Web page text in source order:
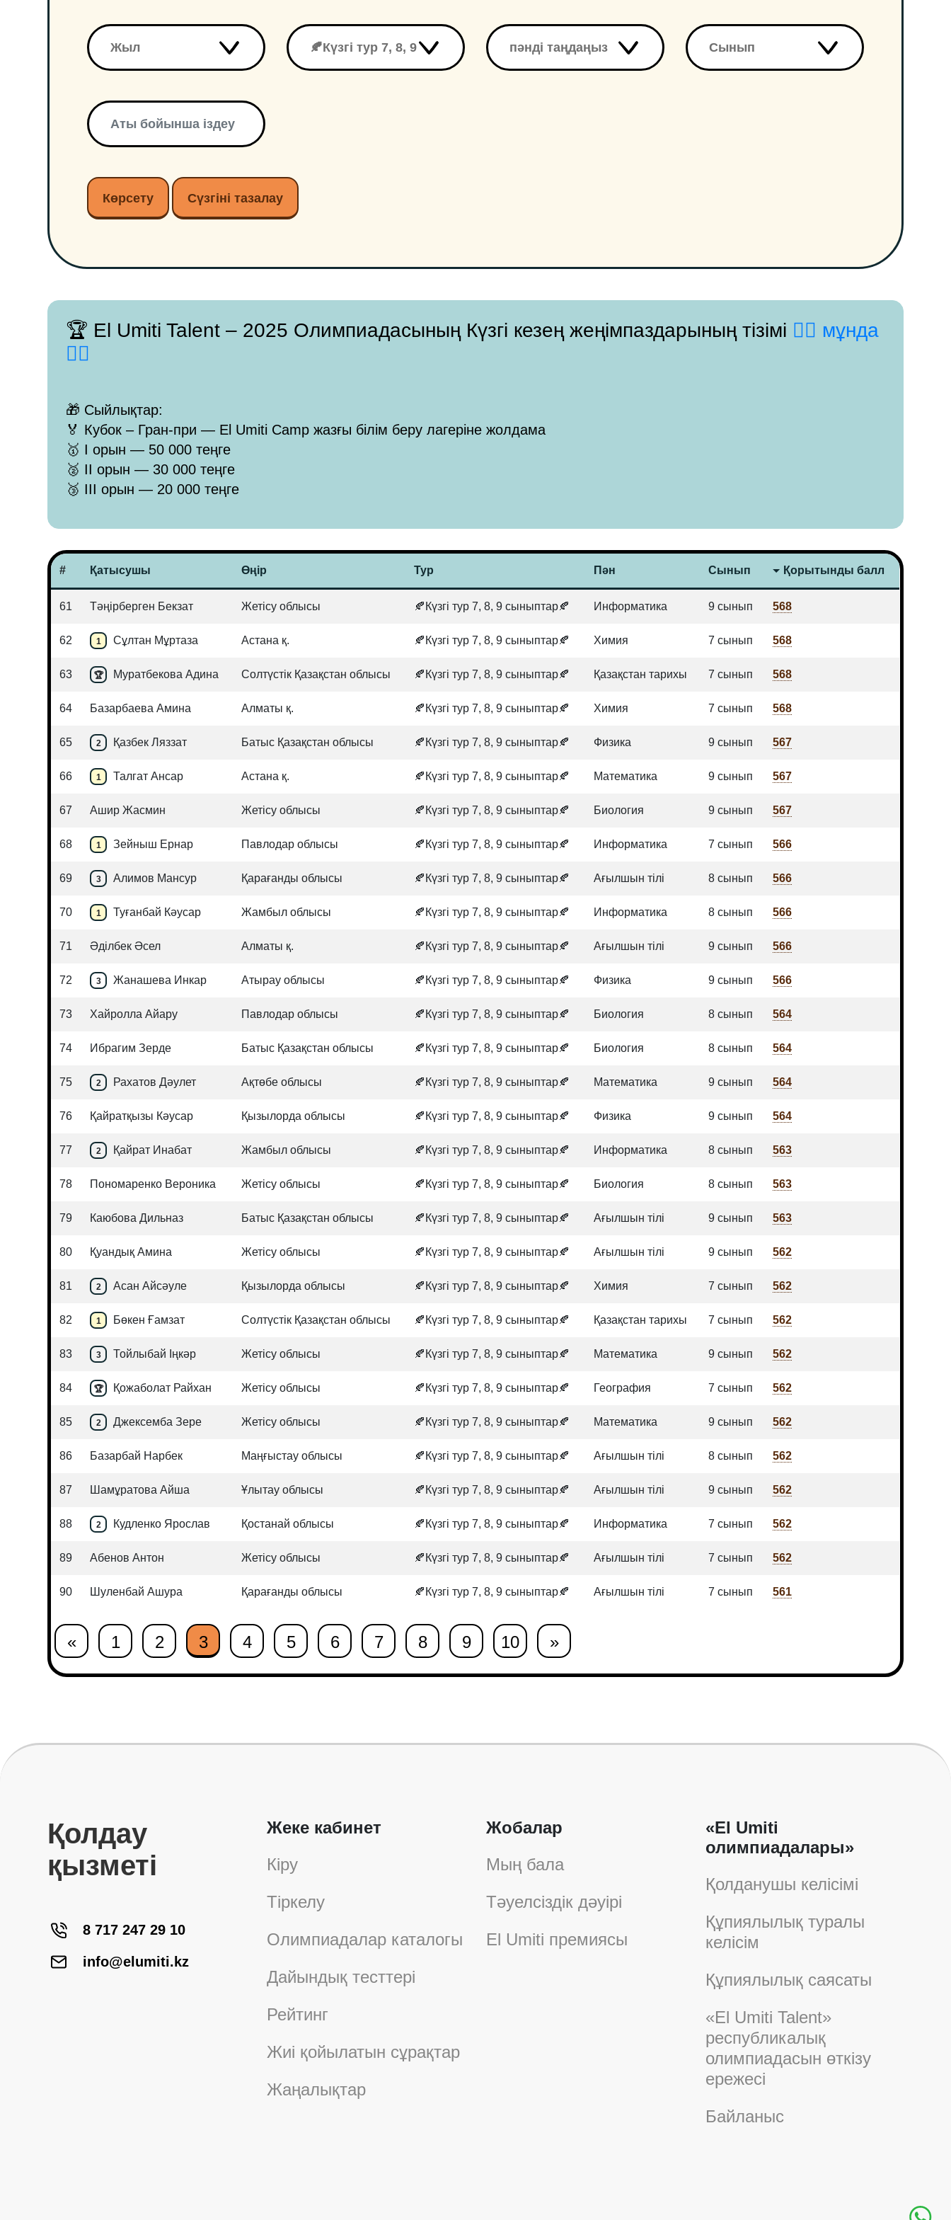
Көрсету Сүзгіні тазалау
🏆 El Umiti Talent – 2025 Олимпиадасының Күзгі кезең жеңімпаздарының тізімі 👉🏻 мұнда
👈🏻
🎁 Сыйлықтар:
🏅 Кубок – Гран-при — El Umiti Camp жазғы білім беру лагеріне жолдама
🥇 I орын — 50 000 теңге
🥈 II орын — 30 000 теңге
🥉 III орын — 20 000 теңге
# Қатысушы Өңір Тур Пән Сынып Қорытынды балл
61 Тәңірберген Бекзат Жетісу облысы 🍂Күзгі тур 7, 8, 9 сыныптар🍂 Информатика 9 сынып 568
62 1 Сұлтан Мұртаза Астана қ. 🍂Күзгі тур 7, 8, 9 сыныптар🍂 Химия 7 сынып 568
63 🏆 Муратбекова Адина Солтүстік Қазақстан облысы 🍂Күзгі тур 7, 8, 9 сыныптар🍂 Қазақстан тарихы 7 сынып 568
64 Базарбаева Амина Алматы қ. 🍂Күзгі тур 7, 8, 9 сыныптар🍂 Химия 7 сынып 568
65 2 Қазбек Ляззат Батыс Қазақстан облысы 🍂Күзгі тур 7, 8, 9 сыныптар🍂 Физика 9 сынып 567
66 1 Талгат Ансар Астана қ. 🍂Күзгі тур 7, 8, 9 сыныптар🍂 Математика 9 сынып 567
67 Ашир Жасмин Жетісу облысы 🍂Күзгі тур 7, 8, 9 сыныптар🍂 Биология 9 сынып 567
68 1 Зейныш Ернар Павлодар облысы 🍂Күзгі тур 7, 8, 9 сыныптар🍂 Информатика 7 сынып 566
69 3 Алимов Мансур Қарағанды облысы 🍂Күзгі тур 7, 8, 9 сыныптар🍂 Ағылшын тілі 8 сынып 566
70 1 Туғанбай Кәусар Жамбыл облысы 🍂Күзгі тур 7, 8, 9 сыныптар🍂 Информатика 8 сынып 566
71 Әділбек Әсел Алматы қ. 🍂Күзгі тур 7, 8, 9 сыныптар🍂 Ағылшын тілі 9 сынып 566
72 3 Жанашева Инкар Атырау облысы 🍂Күзгі тур 7, 8, 9 сыныптар🍂 Физика 9 сынып 566
73 Хайролла Айару Павлодар облысы 🍂Күзгі тур 7, 8, 9 сыныптар🍂 Биология 8 сынып 564
74 Ибрагим Зерде Батыс Қазақстан облысы 🍂Күзгі тур 7, 8, 9 сыныптар🍂 Биология 8 сынып 564
75 2 Рахатов Дәулет Ақтөбе облысы 🍂Күзгі тур 7, 8, 9 сыныптар🍂 Математика 9 сынып 564
76 Қайратқызы Кәусар Қызылорда облысы 🍂Күзгі тур 7, 8, 9 сыныптар🍂 Физика 9 сынып 564
77 2 Қайрат Инабат Жамбыл облысы 🍂Күзгі тур 7, 8, 9 сыныптар🍂 Информатика 8 сынып 563
78 Пономаренко Вероника Жетісу облысы 🍂Күзгі тур 7, 8, 9 сыныптар🍂 Биология 8 сынып 563
79 Каюбова Дильназ Батыс Қазақстан облысы 🍂Күзгі тур 7, 8, 9 сыныптар🍂 Ағылшын тілі 9 сынып 563
80 Қуандық Амина Жетісу облысы 🍂Күзгі тур 7, 8, 9 сыныптар🍂 Ағылшын тілі 9 сынып 562
81 2 Асан Айсәуле Қызылорда облысы 🍂Күзгі тур 7, 8, 9 сыныптар🍂 Химия 7 сынып 562
82 1 Бөкен Ғамзат Солтүстік Қазақстан облысы 🍂Күзгі тур 7, 8, 9 сыныптар🍂 Қазақстан тарихы 7 сынып 562
83 3 Тойлыбай Іңкәр Жетісу облысы 🍂Күзгі тур 7, 8, 9 сыныптар🍂 Математика 9 сынып 562
84 🏆 Қожаболат Райхан Жетісу облысы 🍂Күзгі тур 7, 8, 9 сыныптар🍂 География 7 сынып 562
85 2 Джексемба Зере Жетісу облысы 🍂Күзгі тур 7, 8, 9 сыныптар🍂 Математика 9 сынып 562
86 Базарбай Нарбек Маңғыстау облысы 🍂Күзгі тур 7, 8, 9 сыныптар🍂 Ағылшын тілі 8 сынып 562
87 Шамұратова Айша Ұлытау облысы 🍂Күзгі тур 7, 8, 9 сыныптар🍂 Ағылшын тілі 9 сынып 562
88 2 Кудленко Ярослав Қостанай облысы 🍂Күзгі тур 7, 8, 9 сыныптар🍂 Информатика 7 сынып 562
89 Абенов Антон Жетісу облысы 🍂Күзгі тур 7, 8, 9 сыныптар🍂 Ағылшын тілі 7 сынып 562
90 Шуленбай Ашура Қарағанды облысы 🍂Күзгі тур 7, 8, 9 сыныптар🍂 Ағылшын тілі 7 сынып 561
« 1 2 3 4 5 6 7 8 9 10 »
Қолдау
қызметі
8 717 247 29 10
info@elumiti.kz
Жеке кабинет
Кіру
Тіркелу
Олимпиадалар каталогы
Дайындық тесттері
Рейтинг
Жиі қойылатын сұрақтар
Жаңалықтар
Жобалар
Мың бала
Тәуелсіздік дәуірі
El Umiti премиясы
«El Umiti
олимпиадалары»
Қолданушы келісімі
Құпиялылық туралы
келісім
Құпиялылық саясаты
«El Umiti Talent»
республикалық
олимпиадасын өткізу
ережесі
Байланыс